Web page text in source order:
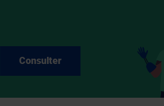
Consulter